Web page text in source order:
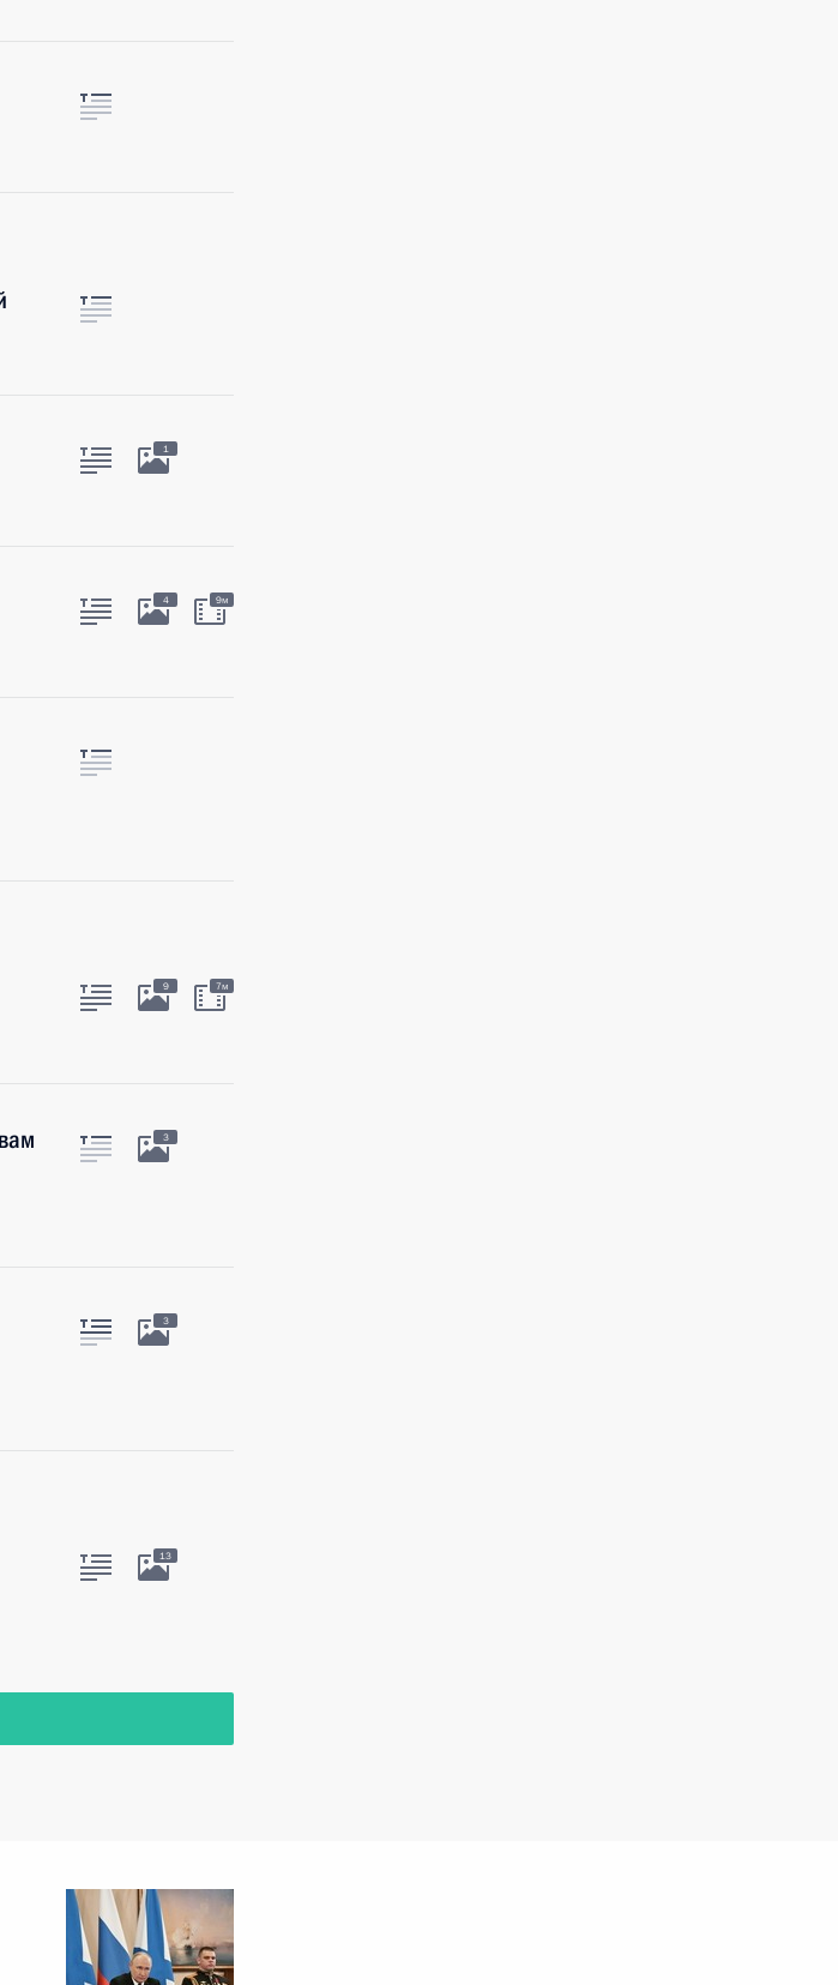
1
4 9м
9 7м
3
3
13